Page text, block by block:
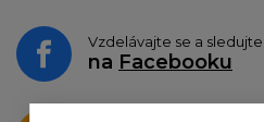
Vzdelávajte se a sledujte
na Facebooku